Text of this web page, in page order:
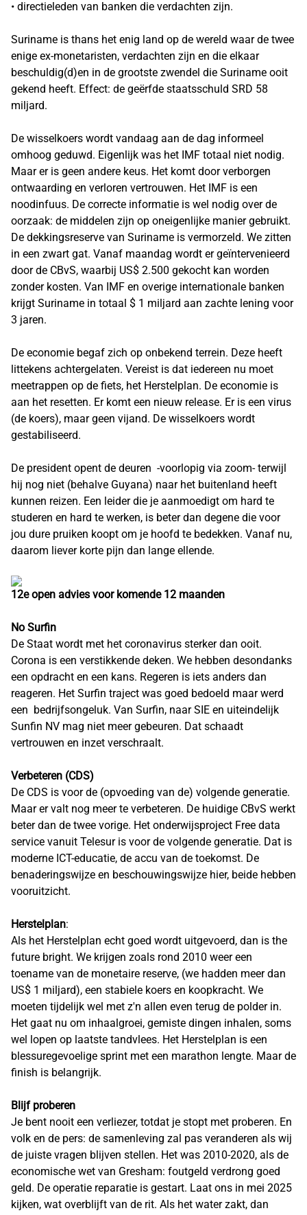
• directieleden van banken die verdachten zijn.
Suriname is thans het enig land op de wereld waar de twee
enige ex-monetaristen, verdachten zijn en die elkaar
beschuldig(d)en in de grootste zwendel die Suriname ooit
gekend heeft. Effect: de geërfde staatsschuld SRD 58
miljard.
De wisselkoers wordt vandaag aan de dag informeel
omhoog geduwd. Eigenlijk was het IMF totaal niet nodig.
Maar er is geen andere keus. Het komt door verborgen
ontwaarding en verloren vertrouwen. Het IMF is een
noodinfuus. De correcte informatie is wel nodig over de
oorzaak: de middelen zijn op oneigenlijke manier gebruikt.
De dekkingsreserve van Suriname is vermorzeld. We zitten
in een zwart gat. Vanaf maandag wordt er geïntervenieerd
door de CBvS, waarbij US$ 2.500 gekocht kan worden
zonder kosten. Van IMF en overige internationale banken
krijgt Suriname in totaal $ 1 miljard aan zachte lening voor
3 jaren.
De economie begaf zich op onbekend terrein. Deze heeft
littekens achtergelaten. Vereist is dat iedereen nu moet
meetrappen op de fiets, het Herstelplan. De economie is
aan het resetten. Er komt een nieuw release. Er is een virus
(de koers), maar geen vijand. De wisselkoers wordt
gestabiliseerd.
De president opent de deuren -voorlopig via zoom- terwijl
hij nog niet (behalve Guyana) naar het buitenland heeft
kunnen reizen. Een leider die je aanmoedigt om hard te
studeren en hard te werken, is beter dan degene die voor
jou dure pruiken koopt om je hoofd te bedekken. Vanaf nu,
daarom liever korte pijn dan lange ellende.
12e open advies voor komende 12 maanden
No Surfin
De Staat wordt met het coronavirus sterker dan ooit.
Corona is een verstikkende deken. We hebben desondanks
een opdracht en een kans. Regeren is iets anders dan
reageren. Het Surfin traject was goed bedoeld maar werd
een bedrijfsongeluk. Van Surfin, naar SIE en uiteindelijk
Sunfin NV mag niet meer gebeuren. Dat schaadt
vertrouwen en inzet verschraalt.
Verbeteren (CDS)
De CDS is voor de (opvoeding van de) volgende generatie.
Maar er valt nog meer te verbeteren. De huidige CBvS werkt
beter dan de twee vorige. Het onderwijsproject Free data
service vanuit Telesur is voor de volgende generatie. Dat is
moderne ICT-educatie, de accu van de toekomst. De
benaderingswijze en beschouwingswijze hier, beide hebben
vooruitzicht.
Herstelplan:
Als het Herstelplan echt goed wordt uitgevoerd, dan is the
future bright. We krijgen zoals rond 2010 weer een
toename van de monetaire reserve, (we hadden meer dan
US$ 1 miljard), een stabiele koers en koopkracht. We
moeten tijdelijk wel met z'n allen even terug de polder in.
Het gaat nu om inhaalgroei, gemiste dingen inhalen, soms
wel lopen op laatste tandvlees. Het Herstelplan is een
blessuregevoelige sprint met een marathon lengte. Maar de
finish is belangrijk.
Blijf proberen
Je bent nooit een verliezer, totdat je stopt met proberen. En
volk en de pers: de samenleving zal pas veranderen als wij
de juiste vragen blijven stellen. Het was 2010-2020, als de
economische wet van Gresham: foutgeld verdrong goed
geld. De operatie reparatie is gestart. Laat ons in mei 2025
kijken, wat overblijft van de rit. Als het water zakt, dan